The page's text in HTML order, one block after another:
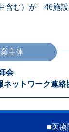
む）が 46施設
主体
会
ネットワーク連絡
■医